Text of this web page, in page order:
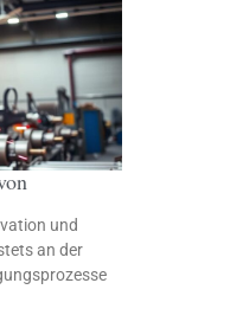
und
an der